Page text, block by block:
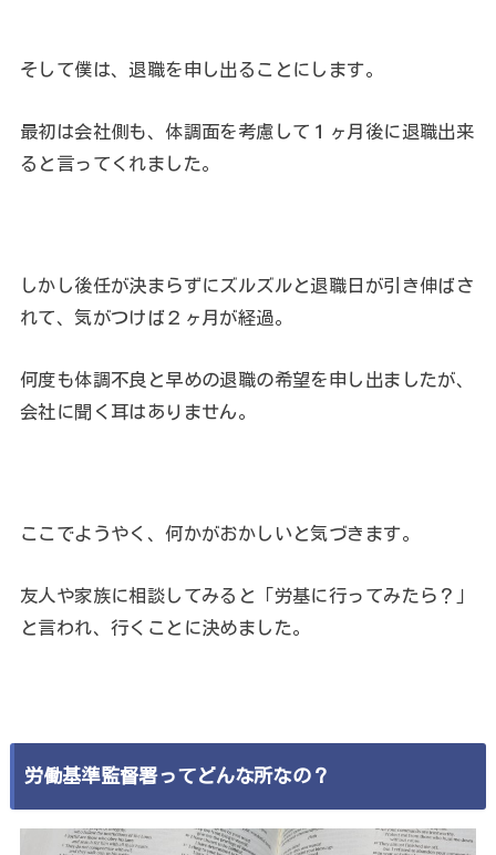
そして僕は、退職を申し出ることにします。
最初は会社側も、体調面を考慮して１ヶ月後に退職出来
ると言ってくれました。
しかし後任が決まらずにズルズルと退職日が引き伸ばさ
れて、気がつけば２ヶ月が経過。
何度も体調不良と早めの退職の希望を申し出ましたが、
会社に聞く耳はありません。
ここでようやく、何かがおかしいと気づきます。
友人や家族に相談してみると「労基に行ってみたら？」
と言われ、行くことに決めました。
労働基準監督署ってどんな所なの？